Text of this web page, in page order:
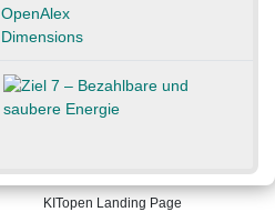
OpenAlex
Dimensions
KITopen Landing Page